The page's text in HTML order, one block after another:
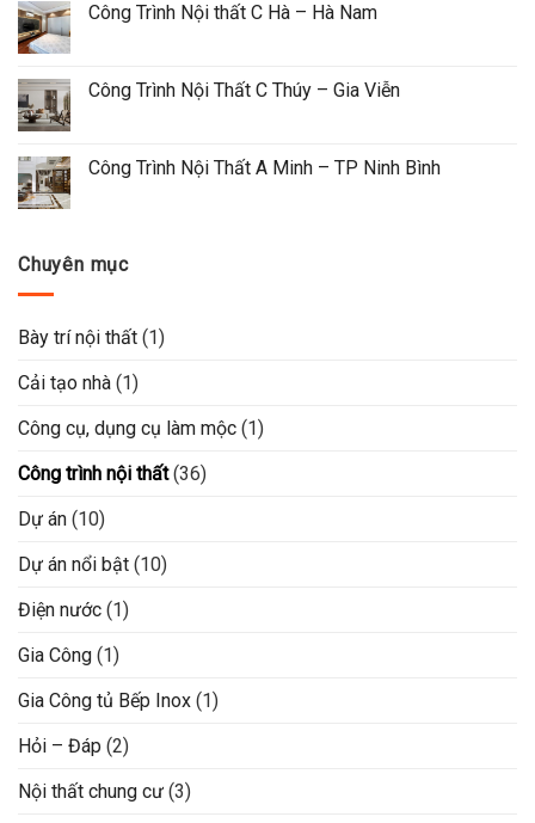
Công Trình Nội thất C Hà – Hà Nam
Công Trình Nội Thất C Thúy – Gia Viễn
Công Trình Nội Thất A Minh – TP Ninh Bình
Chuyên mục
Bày trí nội thất (1)
Cải tạo nhà (1)
Công cụ, dụng cụ làm mộc (1)
Công trình nội thất(36)
Dự án (10)
Dự án nổi bật (10)
Điện nước (1)
Gia Công (1)
Gia Công tủ Bếp Inox (1)
Hỏi – Đáp (2)
Nội thất chung cư (3)